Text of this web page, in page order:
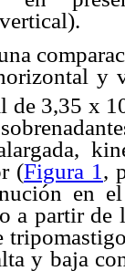
de 3,35 x
(Figura 1 ,
en
a partir de
y baja